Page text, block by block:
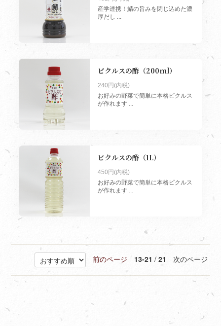
産学連携！鯖の旨みを閉じ込めた濃
厚だし ...
ピクルスの酢（200ml）
240円(内税)
お好みの野菜で簡単に本格ピクルス
が作れます ...
ピクルスの酢（1L）
450円(内税)
お好みの野菜で簡単に本格ピクルス
が作れます ...
前のページ 13-21 / 21 次のページ